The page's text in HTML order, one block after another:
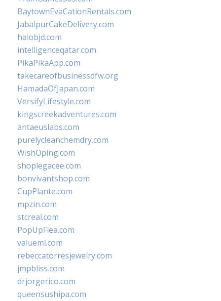
BaytownEvaCationRentals.com
JabalpurCakeDelivery.com
halobjd.com
intelligenceqatar.com
PikaPikaApp.com
takecareofbusinessdfw.org
HamadaOfJapan.com
VersifyLifestyle.com
kingscreekadventures.com
antaeuslabs.com
purelycleanchemdry.com
WishOping.com
shoplegacee.com
bonvivantshop.com
CupPlante.com
mpzin.com
stcreal.com
PopUpFlea.com
valueml.com
rebeccatorresjewelry.com
jmpbliss.com
drjorgerico.com
queensushipa.com